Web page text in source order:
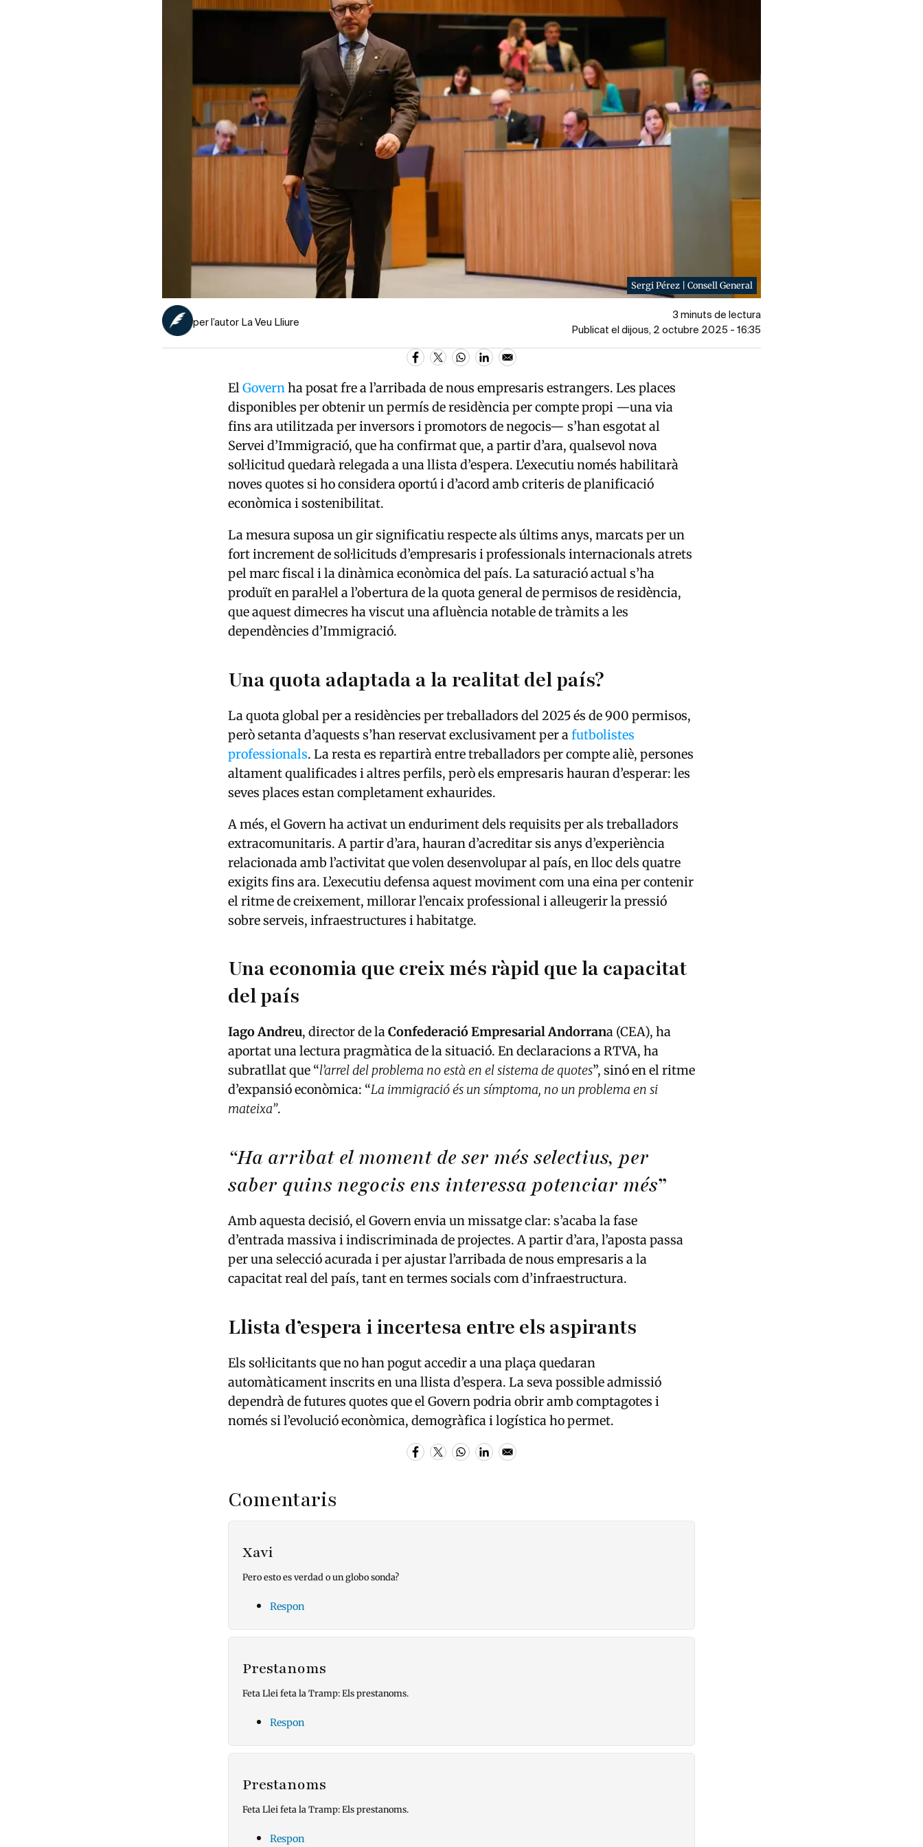
Sergi Pérez | Consell General
per l’autor La Veu Lliure
3 minuts de lectura
Publicat el dijous, 2 octubre 2025 - 16:35
ElGovernha posat fre a l’arribada de nous empresaris estrangers. Les places
disponibles per obtenir un permís de residència per compte propi —una via
fins ara utilitzada per inversors i promotors de negocis— s’han esgotat al
Servei d’Immigració, que ha confirmat que, a partir d’ara, qualsevol nova
sol·licitud quedarà relegada a una llista d’espera. L’executiu només habilitarà
noves quotes si ho considera oportú i d’acord amb criteris de planificació
econòmica i sostenibilitat.
La mesura suposa un gir significatiu respecte als últims anys, marcats per un
fort increment de sol·licituds d’empresaris i professionals internacionals atrets
pel marc fiscal i la dinàmica econòmica del país. La saturació actual s’ha
produït en paral·lel a l’obertura de la quota general de permisos de residència,
que aquest dimecres ha viscut una afluència notable de tràmits a les
dependències d’Immigració.
Una quota adaptada a la realitat del país?
La quota global per a residències per treballadors del 2025 és de 900 permisos,
però setanta d’aquests s’han reservat exclusivament per afutbolistes
professionals. La resta es repartirà entre treballadors per compte aliè, persones
altament qualificades i altres perfils, però els empresaris hauran d’esperar: les
seves places estan completament exhaurides.
A més, el Govern ha activat un enduriment dels requisits per als treballadors
extracomunitaris. A partir d’ara, hauran d’acreditar sis anys d’experiència
relacionada amb l’activitat que volen desenvolupar al país, en lloc dels quatre
exigits fins ara. L’executiu defensa aquest moviment com una eina per contenir
el ritme de creixement, millorar l’encaix professional i alleugerir la pressió
sobre serveis, infraestructures i habitatge.
Una economia que creix més ràpid que la capacitat
del país
Iago Andreu, director de laConfederació Empresarial Andorrana (CEA), ha
aportat una lectura pragmàtica de la situació. En declaracions a RTVA, ha
subratllat que “l’arrel del problema no està en el sistema de quotes”, sinó en el ritme
d’expansió econòmica: “La immigració és un símptoma, no un problema en si
mateixa”.
“Ha arribat el moment de ser més selectius, per
saber quins negocis ens interessa potenciar més”
Amb aquesta decisió, el Govern envia un missatge clar: s’acaba la fase
d’entrada massiva i indiscriminada de projectes. A partir d’ara, l’aposta passa
per una selecció acurada i per ajustar l’arribada de nous empresaris a la
capacitat real del país, tant en termes socials com d’infraestructura.
Llista d’espera i incertesa entre els aspirants
Els sol·licitants que no han pogut accedir a una plaça quedaran
automàticament inscrits en una llista d’espera. La seva possible admissió
dependrà de futures quotes que el Govern podria obrir amb comptagotes i
només si l’evolució econòmica, demogràfica i logística ho permet.
Comentaris
Xavi
Pero esto es verdad o un globo sonda?
Respon
Prestanoms
Feta Llei feta la Tramp: Els prestanoms.
Respon
Prestanoms
Feta Llei feta la Tramp: Els prestanoms.
Respon